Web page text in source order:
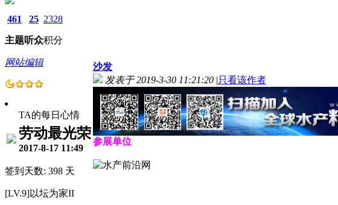
461
主题
25
听众
2328
积分
网站编辑
TA的每日心情
劳动最光荣
2017-8-17 11:49
签到天数: 398 天
[LV.9]以坛为家II
沙发
发表于 2019-3-30 11:21:20 |只看该作者
参展单位